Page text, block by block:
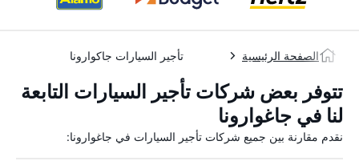
الصفحة الرئيسية تأجير السيارات جاكوارونا
تتوفر بعض شركات تأجير السيارات التابعة
لنا في جاغوارونا
نقدم مقارنة بين جميع شركات تأجير السيارات في جاغوارونا: